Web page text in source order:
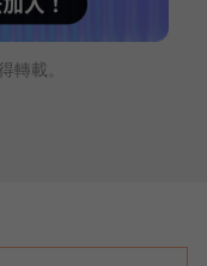
轉載。